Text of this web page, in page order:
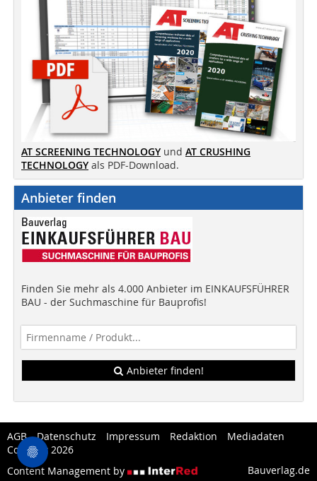
AT SCREENING TECHNOLOGY und AT CRUSHING
TECHNOLOGY als PDF-Download.
Anbieter finden
Finden Sie mehr als 4.000 Anbieter im EINKAUFSFÜHRER
BAU - der Suchmaschine für Bauprofis!
Anbieter finden!
AGB Datenschutz Impressum Redaktion
Mediadaten
Copytest 2026
Content Management by
Bauverlag.de